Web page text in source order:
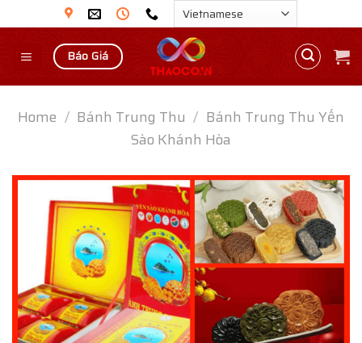
to
content
Báo Giá
Home / Bánh Trung Thu / Bánh Trung Thu Yến
Sào Khánh Hòa